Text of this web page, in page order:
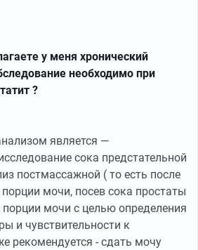
у меня хронический
необходимо при
?
является —
сока предстательной
постмассажной ( то есть после
мочи, посев сока простаты
мочи с целью определения
и чувствительности к
рекомендуется - сдать мочу